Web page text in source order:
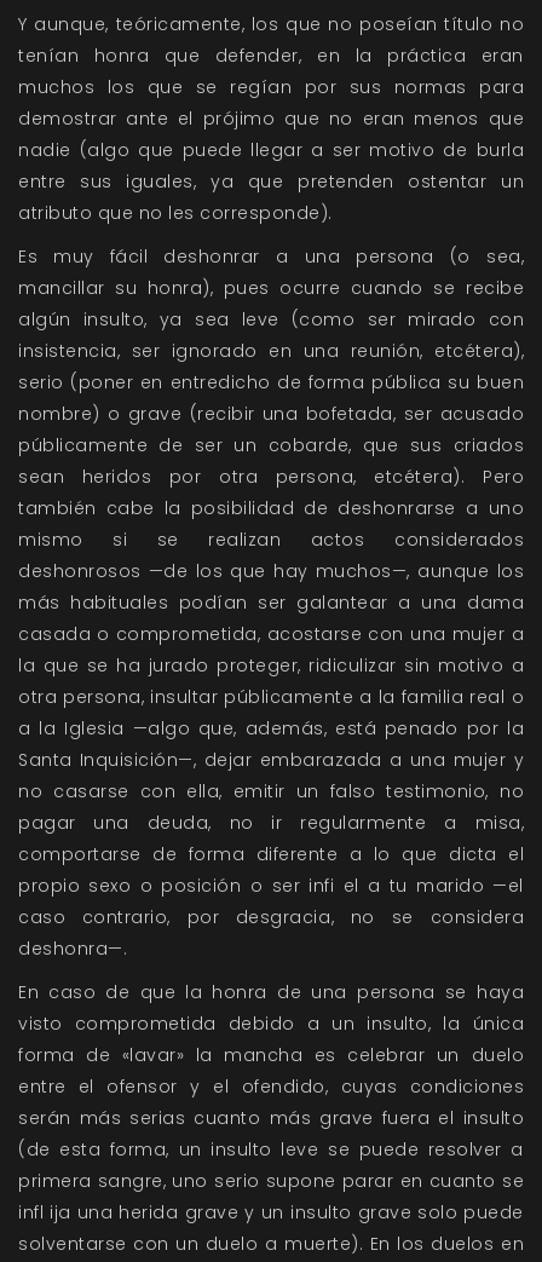
Y aunque, teóricamente, los que no poseían título no
tenían honra que defender, en la práctica eran
muchos los que se regían por sus normas para
demostrar ante el prójimo que no eran menos que
nadie (algo que puede llegar a ser motivo de burla
entre sus iguales, ya que pretenden ostentar un
atributo que no les corresponde).
Es muy fácil deshonrar a una persona (o sea,
mancillar su honra), pues ocurre cuando se recibe
algún insulto, ya sea leve (como ser mirado con
insistencia, ser ignorado en una reunión, etcétera),
serio (poner en entredicho de forma pública su buen
nombre) o grave (recibir una bofetada, ser acusado
públicamente de ser un cobarde, que sus criados
sean heridos por otra persona, etcétera). Pero
también cabe la posibilidad de deshonrarse a uno
mismo si se realizan actos considerados
deshonrosos —de los que hay muchos—, aunque los
más habituales podían ser galantear a una dama
casada o comprometida, acostarse con una mujer a
la que se ha jurado proteger, ridiculizar sin motivo a
otra persona, insultar públicamente a la familia real o
a la Iglesia —algo que, además, está penado por la
Santa Inquisición—, dejar embarazada a una mujer y
no casarse con ella, emitir un falso testimonio, no
pagar una deuda, no ir regularmente a misa,
comportarse de forma diferente a lo que dicta el
propio sexo o posición o ser infi el a tu marido —el
caso contrario, por desgracia, no se considera
deshonra—.
En caso de que la honra de una persona se haya
visto comprometida debido a un insulto, la única
forma de «lavar» la mancha es celebrar un duelo
entre el ofensor y el ofendido, cuyas condiciones
serán más serias cuanto más grave fuera el insulto
(de esta forma, un insulto leve se puede resolver a
primera sangre, uno serio supone parar en cuanto se
infl ija una herida grave y un insulto grave solo puede
solventarse con un duelo a muerte). En los duelos en